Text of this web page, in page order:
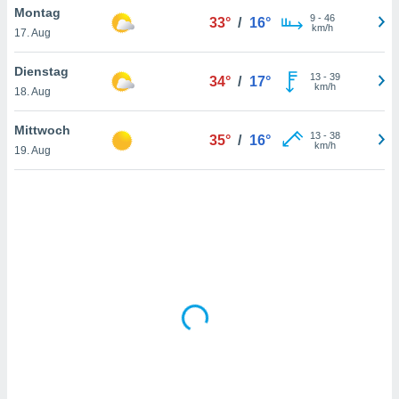
Montag
17. Aug
33° / 16° 9- 46
km/h
Dienstag
18. Aug
34° / 17° 13- 39
km/h
Mittwoch
19. Aug
35° / 16° 13- 38
km/h